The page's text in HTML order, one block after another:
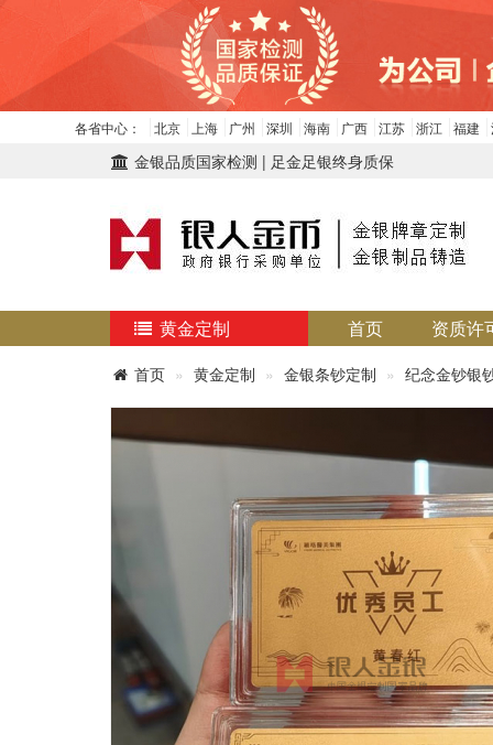
各省中心： 北京 上海 广州 深圳 海南 广西 江苏 浙江 福建
金银品质国家检测 | 足金足银终身质保
黄金定制 首页 资质许
首页 黄金定制 金银条钞定制 纪念金钞银